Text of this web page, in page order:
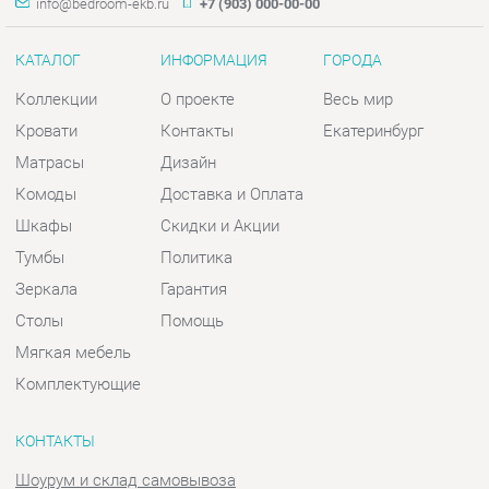
Тумбы
Зеркала
Столы
Мягкая мебель
Комплектующие
Политика
Гарантия
Помощь
КОНТАКТЫ
Шоурум и склад самовывоза
Адрес: г. Екатеринбург, пер.
Базовый, 47
Часы работы:
Пн - Пт:10:00 - 18:00 (GMT+5)